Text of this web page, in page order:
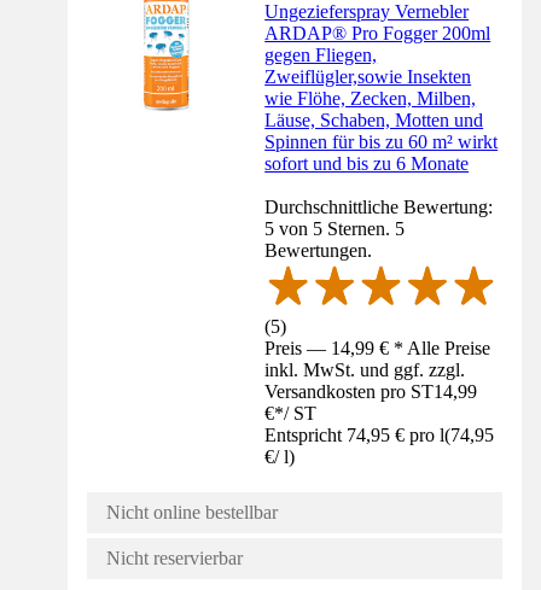
Ungezieferspray Vernebler
ARDAP® Pro Fogger 200ml
gegen Fliegen,
Zweiflügler,sowie Insekten
wie Flöhe, Zecken, Milben,
Läuse, Schaben, Motten und
Spinnen für bis zu 60 m² wirkt
sofort und bis zu 6 Monate
Durchschnittliche Bewertung:
5 von 5 Sternen. 5
Bewertungen.
(5)
Preis — 14,99 € * Alle Preise
inkl. MwSt. und ggf. zzgl.
Versandkosten pro ST14,99
€*/ ST
Entspricht 74,95 € pro l(74,95
€/ l)
Nicht online bestellbar
Nicht reservierbar